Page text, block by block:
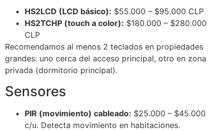
HS2LCD (LCD básico): $55.000 – $95.000 CLP
HS2TCHP (touch a color): $180.000 – $280.000
CLP
Recomendamos al menos 2 teclados en propiedades
grandes: uno cerca del acceso principal, otro en zona
privada (dormitorio principal).
Sensores
PIR (movimiento) cableado: $25.000 – $45.000
c/u. Detecta movimiento en habitaciones.